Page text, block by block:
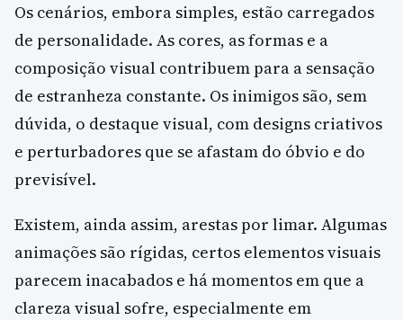
Os cenários, embora simples, estão carregados
de personalidade. As cores, as formas e a
composição visual contribuem para a sensação
de estranheza constante. Os inimigos são, sem
dúvida, o destaque visual, com designs criativos
e perturbadores que se afastam do óbvio e do
previsível.
Existem, ainda assim, arestas por limar. Algumas
animações são rígidas, certos elementos visuais
parecem inacabados e há momentos em que a
clareza visual sofre, especialmente em